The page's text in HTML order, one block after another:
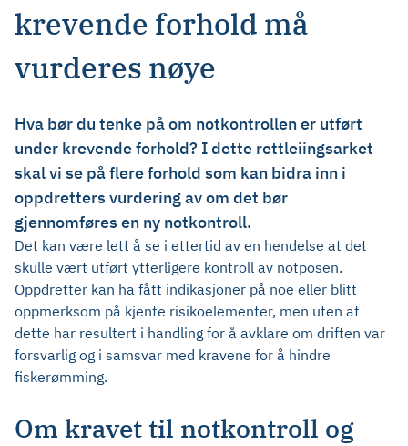
krevende forhold må
vurderes nøye
Hva bør du tenke på om notkontrollen er utført
under krevende forhold? I dette rettleiingsarket
skal vi se på flere forhold som kan bidra inn i
oppdretters vurdering av om det bør
gjennomføres en ny notkontroll.
Det kan være lett å se i ettertid av en hendelse at det
skulle vært utført ytterligere kontroll av notposen.
Oppdretter kan ha fått indikasjoner på noe eller blitt
oppmerksom på kjente risikoelementer, men uten at
dette har resultert i handling for å avklare om driften var
forsvarlig og i samsvar med kravene for å hindre
fiskerømming.
Om kravet til notkontroll og